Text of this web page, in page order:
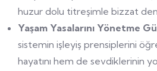
huzur dolu titreşimle bizzat
Yaşam Yasalarını Yönetme
sistemin işleyiş prensiplerini
hayatını hem de sevdiklerinin